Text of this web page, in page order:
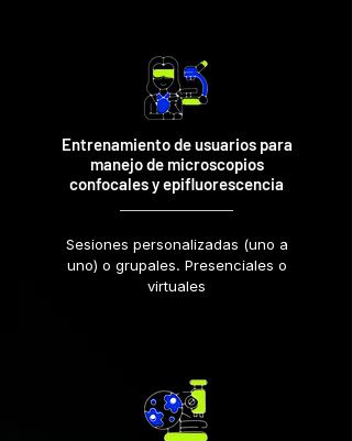
Entrenamiento de usuarios para
manejo de microscopios
confocales y epifluorescencia
Sesiones personalizadas (uno a
uno) o grupales. Presenciales o
virtuales